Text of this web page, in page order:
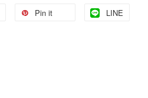
Pin it LINE